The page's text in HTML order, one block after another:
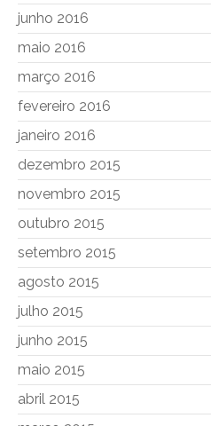
junho 2016
maio 2016
março 2016
fevereiro 2016
janeiro 2016
dezembro 2015
novembro 2015
outubro 2015
setembro 2015
agosto 2015
julho 2015
junho 2015
maio 2015
abril 2015